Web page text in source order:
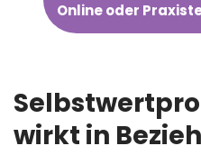
Online oder
wirkt in